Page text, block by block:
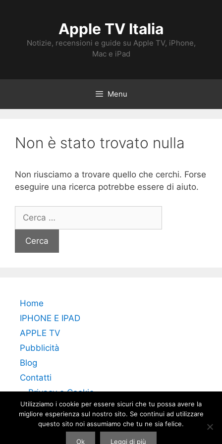
Apple TV Italia
Notizie, recensioni e guide su Apple TV, iPhone,
Mac e iPad
Menu
Non è stato trovato nulla
Non riusciamo a trovare quello che cerchi. Forse
eseguire una ricerca potrebbe essere di aiuto.
per:
Home
IPHONE E IPAD
APPLE TV
Pubblicità
Blog
Contatti
Privacy e Cookie
Utilizziamo i cookie per essere sicuri che tu possa avere la
migliore esperienza sul nostro sito. Se continui ad utilizzare
questo sito noi assumiamo che tu ne sia felice.
Ok Leggi di più